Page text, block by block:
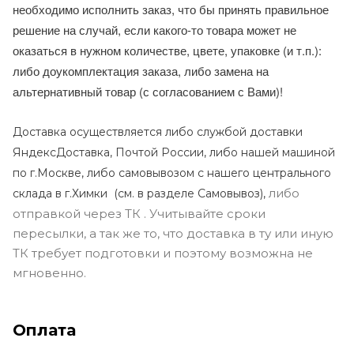
необходимо исполнить заказ, что бы принять правильное
решение на случай, если какого-то товара может не
оказаться в нужном количестве, цвете, упаковке (и т.п.):
либо доукомплектация заказа, либо замена на
альтернативный товар (с согласованием с Вами)!
Доставка осуществляется либо службой доставки
ЯндексДоставка, Почтой России, либо нашей машиной
по г.Москве, либо самовывозом с нашего центрального
склада в г.Химки (см. в разделе Самовывоз), либо
отправкой через ТК . Учитывайте сроки
пересылки, а так же то, что доставка в ту или иную
ТК требует подготовки и поэтому возможна не
мгновенно.
Оплата